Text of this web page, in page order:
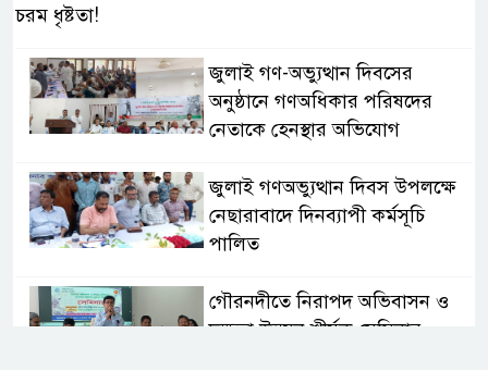
চরম ধৃষ্টতা!
জুলাই গণ-অভ্যুত্থান দিবসের
অনুষ্ঠানে গণঅধিকার পরিষদের
নেতাকে হেনস্থার অভিযোগ
জুলাই গণঅভ্যুত্থান দিবস উপলক্ষে
নেছারাবাদে দিনব্যাপী কর্মসূচি
পালিত
গৌরনদীতে নিরাপদ অভিবাসন ও
দক্ষতা উন্নয়ন শীর্ষক সেমিনার